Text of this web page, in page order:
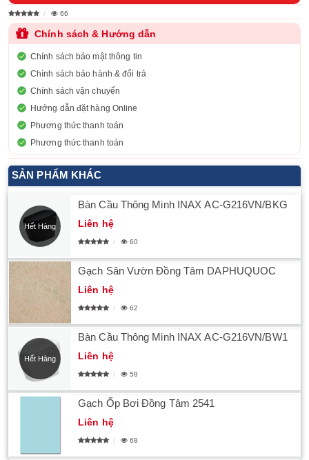
66
Chính sách & Hướng dẫn
Chính sách bảo mật thông tin
Chính sách bảo hành & đổi trả
Chính sách vận chuyển
Hướng dẫn đặt hàng Online
Phương thức thanh toán
Phương thức thanh toán
SẢN PHẨM KHÁC
Bàn Cầu Thông Minh INAX AC-G216VN/BKG
Liên hệ
Hết Hàng
60
Gạch Sân Vườn Đồng Tâm DAPHUQUOC
Liên hệ
62
Bàn Cầu Thông Minh INAX AC-G216VN/BW1
Liên hệ
Hết Hàng
58
Gạch Ốp Bơi Đồng Tâm 2541
Liên hệ
68